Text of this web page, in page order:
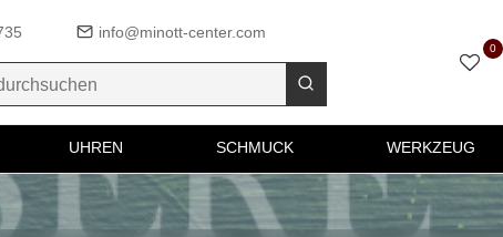
info@minott-center.com
0
UHREN SCHMUCK WERKZEUG